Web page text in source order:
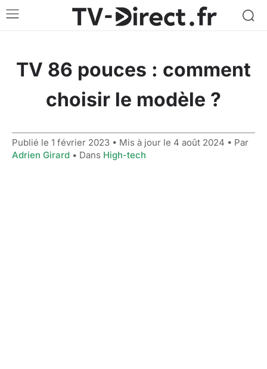
TV 86 pouces : comment
choisir le modèle ?
Publié le 1 février 2023 • Mis à jour le 4 août 2024 • Par
Adrien Girard • Dans High-tech